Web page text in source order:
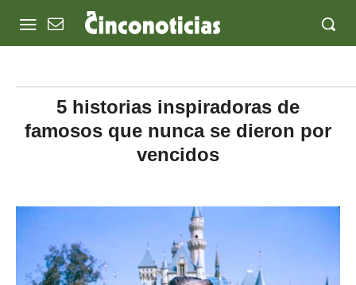
5 historias inspiradoras de
famosos que nunca se dieron por
vencidos